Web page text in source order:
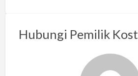
s
Hubungi Pemilik Kost